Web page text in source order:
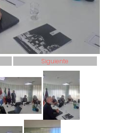
Siguiente